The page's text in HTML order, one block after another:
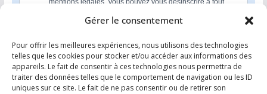
Gérer le consentement
Pour offrir les meilleures expériences, nous utilisons des technologies
telles que les cookies pour stocker et/ou accéder aux informations des
appareils. Le fait de consentir à ces technologies nous permettra de
traiter des données telles que le comportement de navigation ou les ID
uniques sur ce site. Le fait de ne pas consentir ou de retirer son
mentions légales. Vous pouvez vous désinscrire à tout
moment en cliquant sur le lien présent dans nos emails.
S'INSCRIRE
Nous utilisons Sendinblue en tant que plateforme
marketing. En soumettant ce formulaire, vous
reconnaissez que les informations que vous allez fournir